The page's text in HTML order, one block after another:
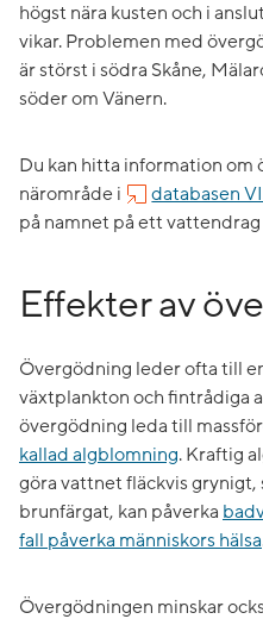
högst nära kusten och i
vikar. Problemen med
är störst i södra Skåne,
söder om Vänern.
Du kan hitta information
närområde i
databasen
på namnet på ett
Effekter av
Övergödning leder ofta till
växtplankton och fintrådiga
övergödning leda till
kallad algblomning. Kraftig
göra vattnet fläckvis
brunfärgat, kan påverka
fall påverka människors hälsa
Övergödningen minskar